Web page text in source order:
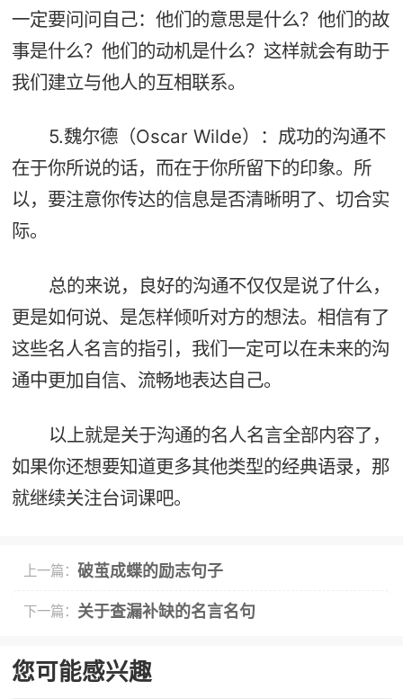
一定要问问自己：他们的意思是什么？他们的故
事是什么？他们的动机是什么？这样就会有助于
我们建立与他人的互相联系。
5.魏尔德（Oscar Wilde）：成功的沟通不
在于你所说的话，而在于你所留下的印象。所
以，要注意你传达的信息是否清晰明了、切合实
际。
总的来说，良好的沟通不仅仅是说了什么，
更是如何说、是怎样倾听对方的想法。相信有了
这些名人名言的指引，我们一定可以在未来的沟
通中更加自信、流畅地表达自己。
以上就是关于沟通的名人名言全部内容了，
如果你还想要知道更多其他类型的经典语录，那
就继续关注台词课吧。
上一篇： 破茧成蝶的励志句子
下一篇： 关于查漏补缺的名言名句
您可能感兴趣